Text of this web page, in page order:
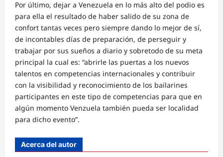
Por último, dejar a Venezuela en lo más alto del podio es
para ella el resultado de haber salido de su zona de
confort tantas veces pero siempre dando lo mejor de sí,
de incontables días de preparación, de perseguir y
trabajar por sus sueños a diario y sobretodo de su meta
principal la cual es: “abrirle las puertas a los nuevos
talentos en competencias internacionales y contribuir
con la visibilidad y reconocimiento de los bailarines
participantes en este tipo de competencias para que en
algún momento Venzuela también pueda ser localidad
para dicho evento”.
Acerca del autor